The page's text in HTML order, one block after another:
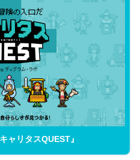
ャリタスQUEST』